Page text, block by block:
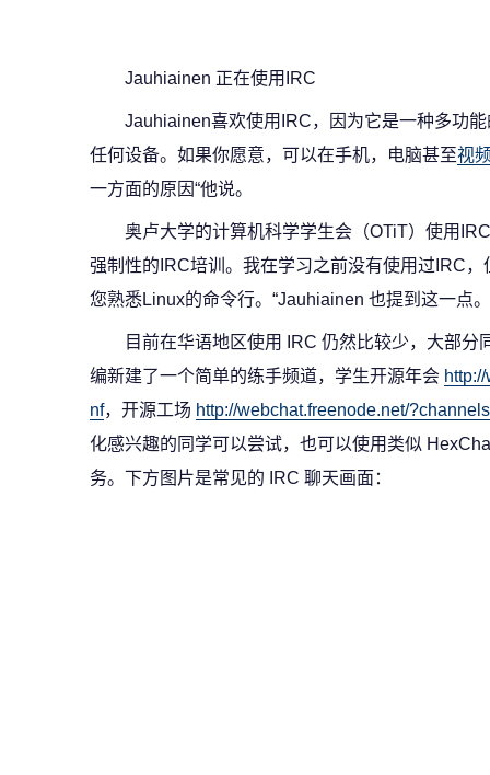
Jauhiainen 正在使用IRC
Jauhiainen喜欢使用IRC，因为它是一种多功
任何设备。如果你愿意，可以在手机，电脑甚至视
一方面的原因“他说。
奥卢大学的计算机科学学生会（OTiT）使用
强制性的IRC培训。我在学习之前没有使用过IRC
您熟悉Linux的命令行。“Jauhiainen 也提到这一点。
目前在华语地区使用 IRC 仍然比较少，大部
编新建了一个简单的练手频道，学生开源年会
nf，开源工场 http://webchat.freenode.net/
化感兴趣的同学可以尝试，也可以使用类似
务。下方图片是常见的 IRC 聊天画面：